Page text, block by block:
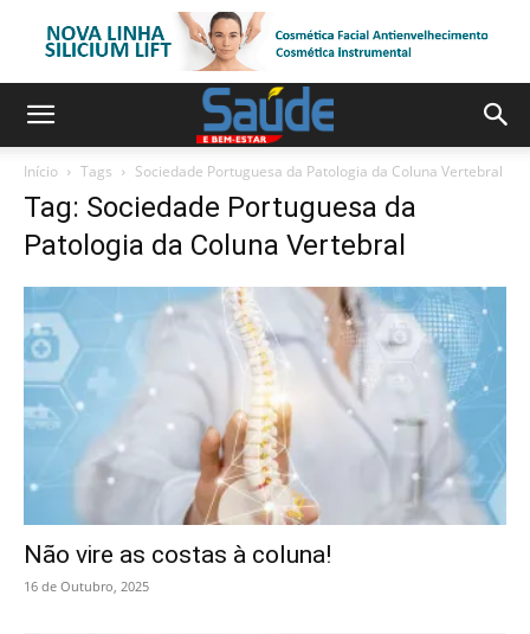
Início Tags Sociedade Portuguesa da Patologia da Coluna Vertebral
Tag: Sociedade Portuguesa da
Patologia da Coluna Vertebral
Não vire as costas à coluna!
16 de Outubro, 2025